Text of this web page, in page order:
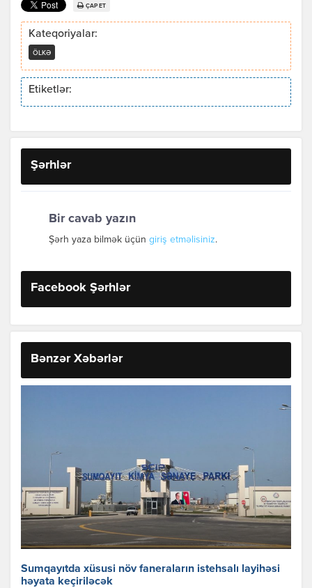
ÇAP ET
Kateqoriyalar:
ÖLKƏ
Etiketlər:
Şərhlər
Bir cavab yazın
Şərh yaza bilmək üçün giriş etməlisiniz.
Facebook Şərhlər
Bənzər Xəbərlər
Sumqayıtda xüsusi növ faneraların istehsalı layihəsi
həyata keçiriləcək